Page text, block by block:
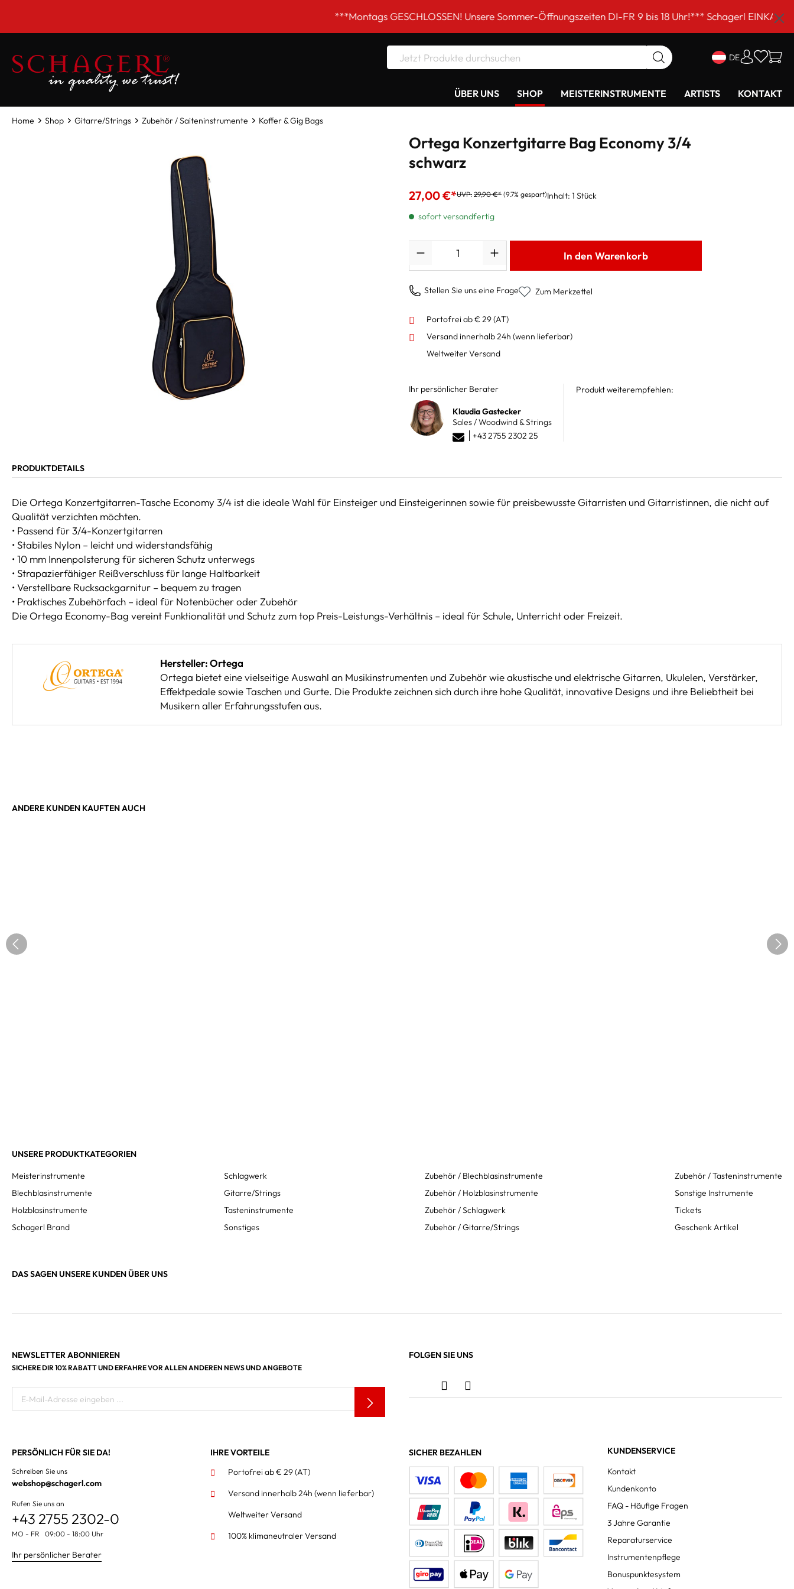
***Montags GESCHLOSSEN! Unsere Sommer-Öffnungszeiten DI-FR 9 bis 18 Uhr!*** Schagerl EINKAUFSSAMSTAG
DE
ÜBER UNS SHOP MEISTERINSTRUMENTE ARTISTS KONTAKT
Home Shop Gitarre/Strings Zubehör / Saiteninstrumente Koffer & Gig Bags
Ortega Konzertgitarre Bag Economy 3/4
schwarz
27,00 €*UVP: 29,90 €* (9.7% gespart)Inhalt: 1 Stück
sofort versandfertig
In den Warenkorb
Stellen Sie uns eine Frage Zum Merkzettel
Portofrei ab € 29 (AT)
Versand innerhalb 24h (wenn lieferbar)
Weltweiter Versand
Ihr persönlicher Berater
Klaudia Gastecker
Sales / Woodwind & Strings
+43 2755 2302 25
Produkt weiterempfehlen:
PRODUKTDETAILS
Die Ortega Konzertgitarren-Tasche Economy 3/4 ist die ideale Wahl für Einsteiger und Einsteigerinnen sowie für preisbewusste Gitarristen und Gitarristinnen, die nicht auf
Qualität verzichten möchten.
• Passend für 3/4-Konzertgitarren
• Stabiles Nylon – leicht und widerstandsfähig
• 10 mm Innenpolsterung für sicheren Schutz unterwegs
• Strapazierfähiger Reißverschluss für lange Haltbarkeit
• Verstellbare Rucksackgarnitur – bequem zu tragen
• Praktisches Zubehörfach – ideal für Notenbücher oder Zubehör
Die Ortega Economy-Bag vereint Funktionalität und Schutz zum top Preis-Leistungs-Verhältnis – ideal für Schule, Unterricht oder Freizeit.
Hersteller: Ortega
Ortega bietet eine vielseitige Auswahl an Musikinstrumenten und Zubehör wie akustische und elektrische Gitarren, Ukulelen, Verstärker,
Effektpedale sowie Taschen und Gurte. Die Produkte zeichnen sich durch ihre hohe Qualität, innovative Designs und ihre Beliebtheit bei
Musikern aller Erfahrungsstufen aus.
ANDERE KUNDEN KAUFTEN AUCH
UNSERE PRODUKTKATEGORIEN
Meisterinstrumente
Blechblasinstrumente
Holzblasinstrumente
Schagerl Brand
Schlagwerk
Gitarre/Strings
Tasteninstrumente
Sonstiges
Zubehör / Blechblasinstrumente
Zubehör / Holzblasinstrumente
Zubehör / Schlagwerk
Zubehör / Gitarre/Strings
Zubehör / Tasteninstrumente
Sonstige Instrumente
Tickets
Geschenk Artikel
DAS SAGEN UNSERE KUNDEN ÜBER UNS
NEWSLETTER ABONNIEREN
SICHERE DIR 10% RABATT UND ERFAHRE VOR ALLEN ANDEREN NEWS UND ANGEBOTE
E-Mail-Adresse eingeben ...
FOLGEN SIE UNS
PERSÖNLICH FÜR SIE DA!
Schreiben Sie uns
webshop@schagerl.com
Rufen Sie uns an
+43 2755 2302-0
MO - FR 09:00 - 18:00 Uhr
Ihr persönlicher Berater
IHRE VORTEILE
Portofrei ab € 29 (AT)
Versand innerhalb 24h (wenn lieferbar)
Weltweiter Versand
100% klimaneutraler Versand
SICHER BEZAHLEN
KUNDENSERVICE
Kontakt
Kundenkonto
FAQ - Häufige Fragen
3 Jahre Garantie
Reparaturservice
Instrumentenpflege
Bonuspunktesystem